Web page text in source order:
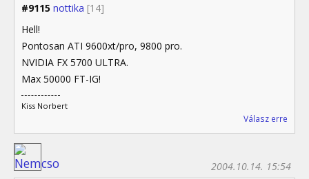
#9115 nottika [14]
Hell!
Pontosan ATI 9600xt/pro, 9800 pro.
NVIDIA FX 5700 ULTRA.
Max 50000 FT-IG!
Kiss Norbert
Válasz erre
2004.10.14. 15:54